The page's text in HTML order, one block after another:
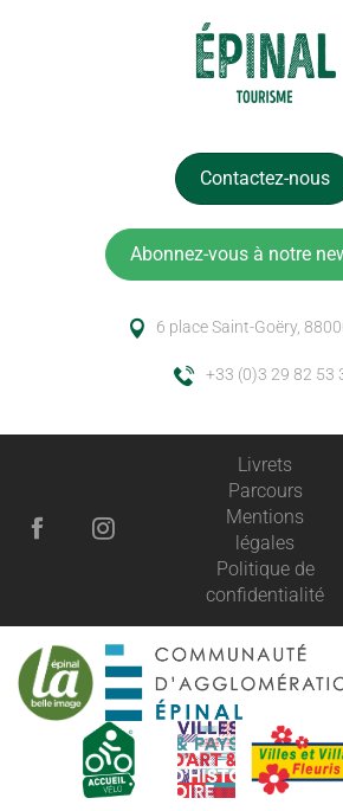
Contactez-nous
Abonnez-vous à notre
6 place Saint-Goëry,
+33 (0)3 29 82 53
Livrets
Parcours
Mentions
légales
Politique de
confidentialité